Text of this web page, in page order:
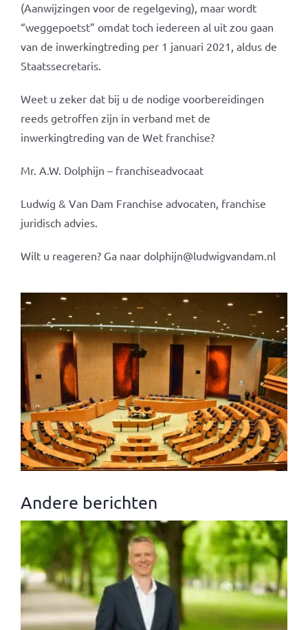
(Aanwijzingen voor de regelgeving), maar wordt
“weggepoetst” omdat toch iedereen al uit zou gaan
van de inwerkingtreding per 1 januari 2021, aldus de
Staatssecretaris.
Weet u zeker dat bij u de nodige voorbereidingen
reeds getroffen zijn in verband met de
inwerkingtreding van de Wet franchise?
Mr. A.W. Dolphijn – franchiseadvocaat
Ludwig & Van Dam Franchise advocaten, franchise
juridisch advies.
Wilt u reageren? Ga naar dolphijn@ludwigvandam.nl
Andere berichten